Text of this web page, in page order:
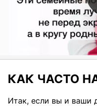
КАК ЧАСТО
Итак, если вы и ваши